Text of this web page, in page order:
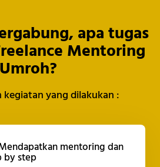
apa tugas
Mentoring
Umroh?
yang dilakukan :
mentoring dan
by step